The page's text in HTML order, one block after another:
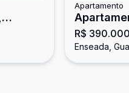
Apartamento
Enseada,
R$
Enseada,